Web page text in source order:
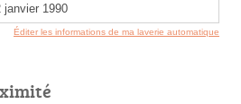
janvier 1990
Éditer les informations de ma laverie automatique